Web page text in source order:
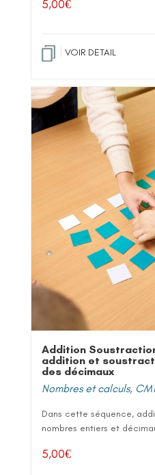
5,00€
VOIR DETAIL
Addition
addition et
des décimaux
Nombres et calculs, CM1
Dans cette séquence,
nombres entiers et
5,00€